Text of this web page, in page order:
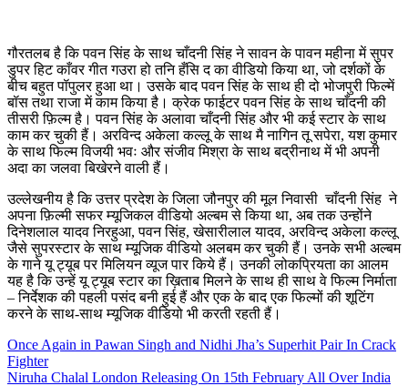
गौरतलब है कि पवन सिंह के साथ चाँदनी सिंह ने सावन के पावन महीना में सुपर
डुपर हिट काँवर गीत गउरा हो तनि हँसि द का वीडियो किया था, जो दर्शकों के
बीच बहुत पॉपुलर हुआ था। उसके बाद पवन सिंह के साथ ही दो भोजपुरी फिल्में
बॉस तथा राजा में काम किया है। क्रेक फाईटर पवन सिंह के साथ चाँदनी की
तीसरी फ़िल्म है। पवन सिंह के अलावा चाँदनी सिंह और भी कई स्टार के साथ
काम कर चुकी हैं। अरविन्द अकेला कल्लू के साथ मै नागिन तू सपेरा, यश कुमार
के साथ फिल्म विजयी भवः और संजीव मिश्रा के साथ बद्रीनाथ में भी अपनी
अदा का जलवा बिखेरने वाली हैं।
उल्लेखनीय है कि उत्तर प्रदेश के जिला जौनपुर की मूल निवासी चाँदनी सिंह ने
अपना फ़िल्मी सफर म्यूजिकल वीडियो अल्बम से किया था, अब तक उन्होंने
दिनेशलाल यादव निरहुआ, पवन सिंह, खेसारीलाल यादव, अरविन्द अकेला कल्लू
जैसे सुपरस्टार के साथ म्यूजिक वीडियो अलबम कर चुकी हैं। उनके सभी अल्बम
के गाने यू ट्यूब पर मिलियन व्यूज पार किये हैं। उनकी लोकप्रियता का आलम
यह है कि उन्हें यू ट्यूब स्टार का ख़िताब मिलने के साथ ही साथ वे फिल्म निर्माता
– निर्देशक की पहली पसंद बनी हुई हैं और एक के बाद एक फिल्मों की शूटिंग
करने के साथ-साथ म्यूजिक वीडियो भी करती रहती हैं।
Post
navigation
Once Again in Pawan Singh and Nidhi Jha’s Superhit Pair In Crack
Fighter
Niruha Chalal London Releasing On 15th February All Over India